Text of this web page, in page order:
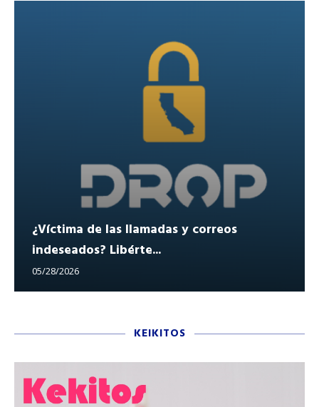
¿Víctima de las llamadas y correos
indeseados? Libérte...
05/28/2026
KEIKITOS